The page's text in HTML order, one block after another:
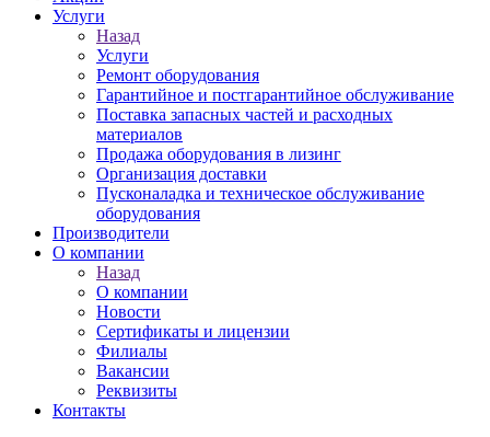
Услуги
Назад
Услуги
Ремонт оборудования
Гарантийное и постгарантийное обслуживание
Поставка запасных частей и расходных
материалов
Продажа оборудования в лизинг
Организация доставки
Пусконаладка и техническое обслуживание
оборудования
Производители
О компании
Назад
О компании
Новости
Сертификаты и лицензии
Филиалы
Вакансии
Реквизиты
Контакты